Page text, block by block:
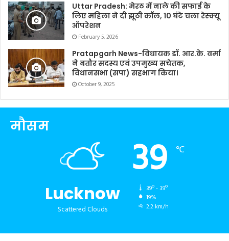
Uttar Pradesh: मेरठ में नाले की सफाई के
लिए महिला ने दी झूठी कॉल, 10 घंटे चला रेस्क्यू
ऑपरेशन
February 5, 2026
Pratapgarh News-विधायक डॉ. आर.के. वर्मा
ने बतौर सदस्य एवं उपमुख्य सचेतक,
विधानसभा (सपा) सहभाग किया।
October 9, 2025
मौसम
Lucknow
Scattered Clouds
39 ℃
39º - 39º
19%
2.2 km/h